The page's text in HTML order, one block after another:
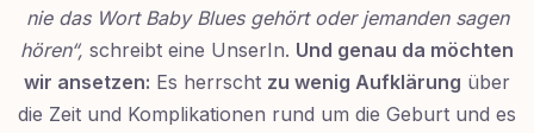
nie das Wort Baby Blues gehört oder jemanden sagen
hören“, schreibt eine UnserIn. Und genau da möchten
wir ansetzen: Es herrscht zu wenig Aufklärung über
die Zeit und Komplikationen rund um die Geburt und es